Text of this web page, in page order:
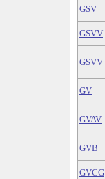
GSV
GSVV
GSVV
GV
GVAV
GVB
GVCG